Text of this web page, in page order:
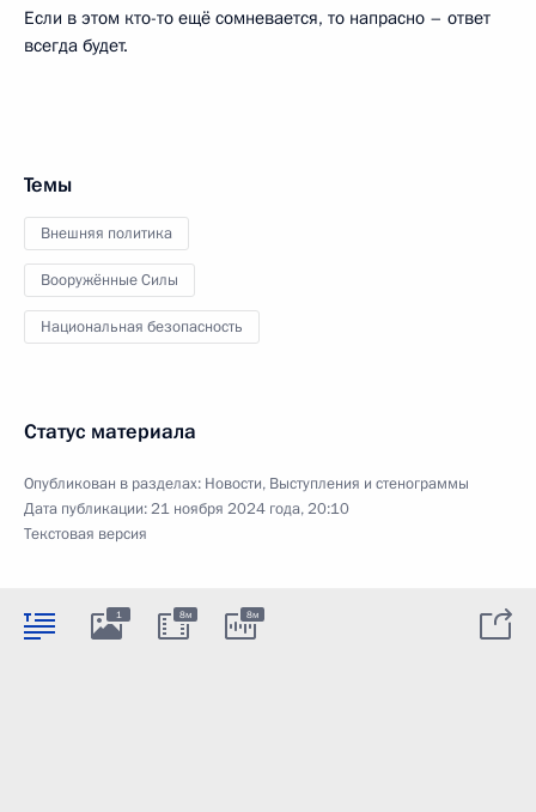
Если в этом кто-то ещё сомневается, то напрасно – ответ
всегда будет.
Темы
Внешняя политика
Вооружённые Силы
Национальная безопасность
Статус материала
Опубликован в разделах: Новости, Выступления и стенограммы
Дата публикации:21 ноября 2024 года, 20:10
Текстовая версия
1 8м 8м